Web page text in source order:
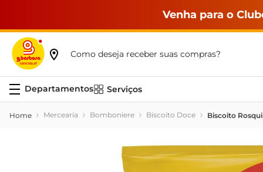
Venha para o
Como deseja receber suas compras?
Serviços
Mercearia Bomboniere Biscoito Doce Biscoito